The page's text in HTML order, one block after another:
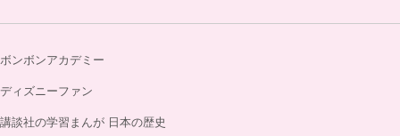
ボンボンアカデミー
ディズニーファン
講談社の学習まんが 日本の歴史